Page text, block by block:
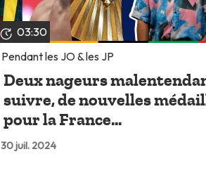
03:30
Pendant les JO & les JP
Deux nageurs
suivre, de nouvelles
pour la France...
30 juil. 2024